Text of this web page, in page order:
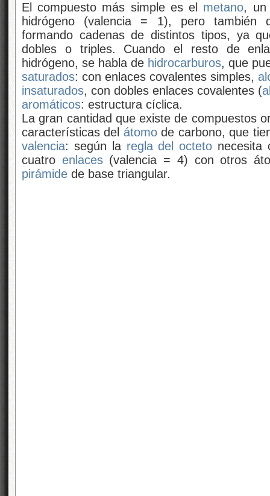
El compuesto más simple es el metano, un
hidrógeno (valencia = 1), pero también
formando cadenas de distintos tipos, ya
dobles o triples. Cuando el resto de
hidrógeno, se habla de hidrocarburos, que
saturados: con enlaces covalentes simples,
insaturados, con dobles enlaces covalentes (
aromáticos: estructura cíclica.
La gran cantidad que existe de compuestos
características del átomode carbono, que
valencia: según la regla del octeto necesita
cuatro enlaces(valencia = 4) con otros
pirámide de base triangular.